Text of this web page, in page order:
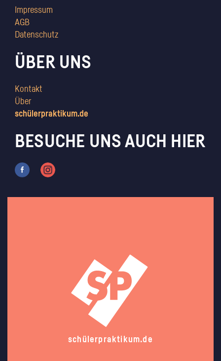
Impressum
AGB
Datenschutz
ÜBER UNS
Kontakt
Über
schülerpraktikum.de
BESUCHE UNS AUCH HIER
schülerpraktikum.de